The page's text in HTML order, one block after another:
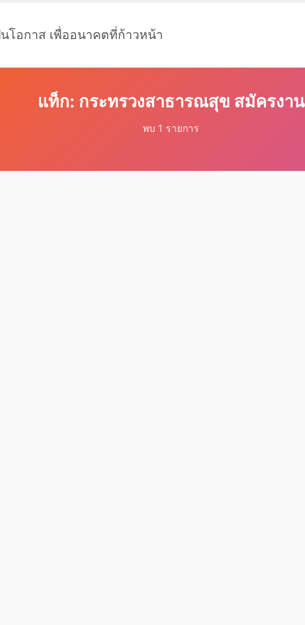
โอกาส เพื่ออนาคตที่ก้าวหน้า
แท็ก: กระทรวงสาธารณสุข สมัครงาน
พบ 1 รายการ